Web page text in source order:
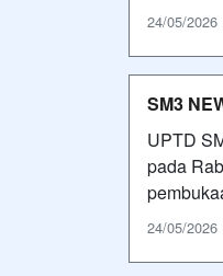
24/05/
SM3
UPTD
pada
24/05/